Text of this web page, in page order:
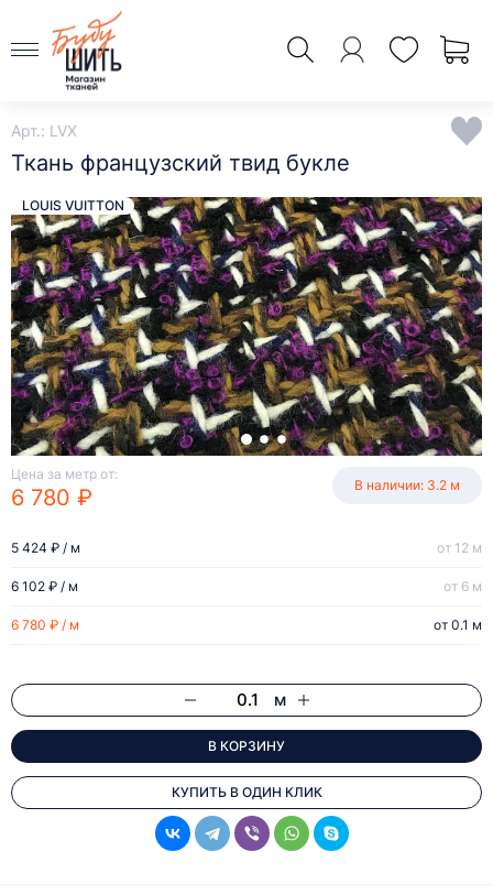
Арт.: LVX
Ткань французский твид букле
Цена за метр от:
6 780 ₽ В наличии: 3.2 м
6 780 ₽ / м от 0.1 м
6 102 ₽ / м от 6 м
5 424 ₽ / м от 12 м
м
В КОРЗИНУ
КУПИТЬ В ОДИН КЛИК
LOUIS VUITTON